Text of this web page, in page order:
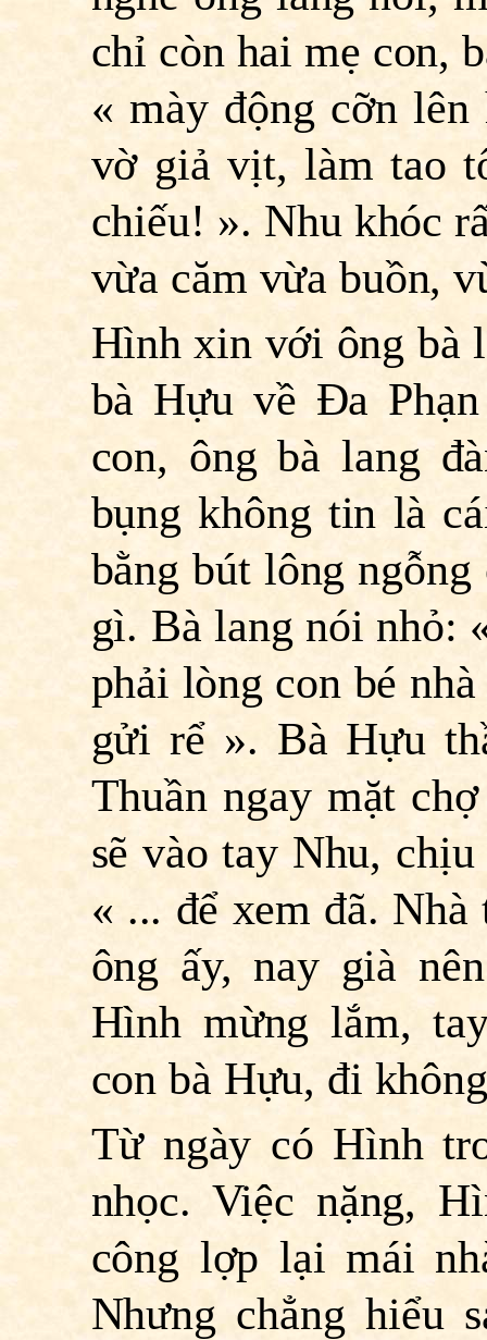
chỉ còn hai mẹ con,
« mày động cỡn
vờ giả vịt, làm tao
chiếu! ». Nhu khóc
vừa căm vừa buồn,
Hình xin với ông bà
bà Hựu về Ða
con, ông bà lang
bụng không tin là
bằng bút lông
gì. Bà lang nói nhỏ:
phải lòng con bé
gửi rể ». Bà Hựu
Thuần ngay mặt
sẽ vào tay Nhu,
« ... để xem đã.
ông ấy, nay già
Hình mừng lắm,
con bà Hựu, đi
Từ ngày có Hình
nhọc. Việc nặng,
công lợp lại mái
Nhưng chẳng hiểu